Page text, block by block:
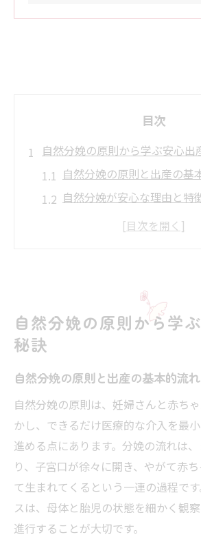
目次
自然分娩の原則から学ぶ安心出
自然分娩の原則と出産の基
自然分娩が安心な理由と特
自然分娩の割合や経腟分娩
自分に合う出産方法を選ぶ自然
自然分娩と他の分娩方法の
自然分娩できない人が考え
自分に合う自然分娩のメリ
ント
自然分娩のデメリットを理
を
無痛分娩と比較する自然分娩の
自然分娩の特徴と無痛分娩
自然分娩の原則から学
秘訣
自然分娩の原則と出産の基本的流
自然分娩の原則は、妊婦さんと赤ち
かし、できるだけ医療的な介入を最
進める点にあります。分娩の流れは
り、子宮口が徐々に開き、やがて赤
て生まれてくるという一連の過程で
スは、母体と胎児の状態を細かく観
進行することが大切です。